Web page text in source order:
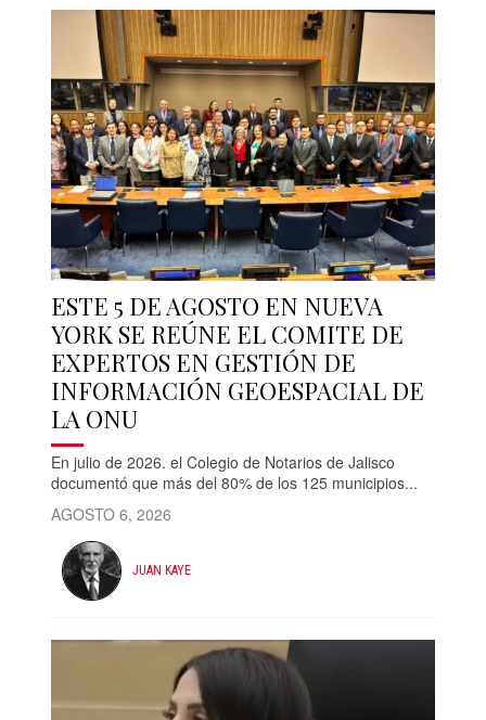
ESTE 5 DE AGOSTO EN NUEVA
YORK SE REÚNE EL COMITE DE
EXPERTOS EN GESTIÓN DE
INFORMACIÓN GEOESPACIAL DE
LA ONU
En julio de 2026. el Colegio de Notarios de Jalisco
documentó que más del 80% de los 125 municipios...
AGOSTO 6, 2026
JUAN KAYE